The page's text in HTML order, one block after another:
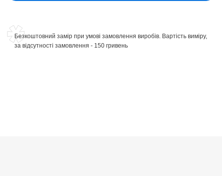
Безкоштовний замір при умові замовлення виробів. Вартість виміру,
за відсутності замовлення - 150 гривень